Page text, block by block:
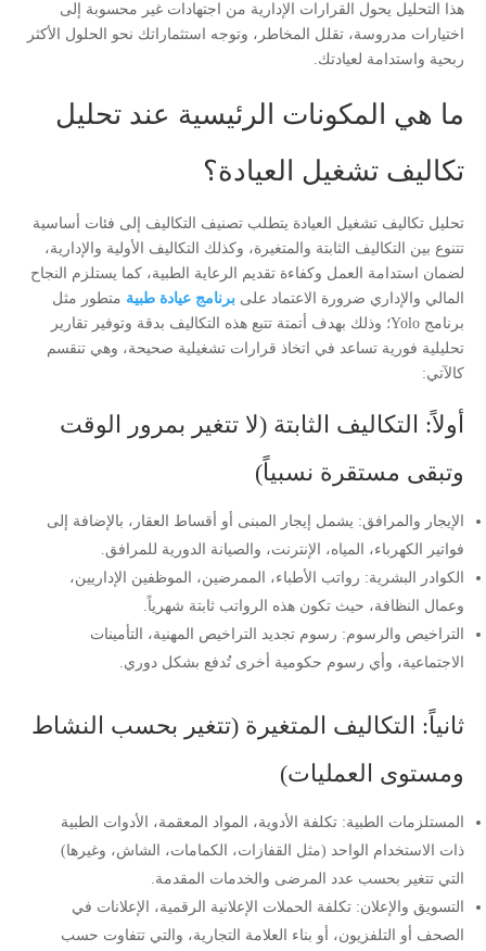
هذا التحليل يحول القرارات الإدارية من اجتهادات غير محسوبة إلى
اختيارات مدروسة، تقلل المخاطر، وتوجه استثماراتك نحو الحلول الأكثر
ربحية واستدامة لعيادتك.
ما هي المكونات الرئيسية عند تحليل
تكاليف تشغيل العيادة؟
تحليل تكاليف تشغيل العيادة يتطلب تصنيف التكاليف إلى فئات أساسية
تتنوع بين التكاليف الثابتة والمتغيرة، وكذلك التكاليف الأولية والإدارية،
لضمان استدامة العمل وكفاءة تقديم الرعاية الطبية، كما يستلزم النجاح
المالي والإداري ضرورة الاعتماد على برنامج عيادة طبية متطور مثل
برنامج Yolo؛ وذلك بهدف أتمتة تتبع هذه التكاليف بدقة وتوفير تقارير
تحليلية فورية تساعد في اتخاذ قرارات تشغيلية صحيحة، وهي تنقسم
كالآتي:
أولاً: التكاليف الثابتة (لا تتغير بمرور الوقت
وتبقى مستقرة نسبياً)
الإيجار والمرافق: يشمل إيجار المبنى أو أقساط العقار، بالإضافة إلى
فواتير الكهرباء، المياه، الإنترنت، والصيانة الدورية للمرافق.
الكوادر البشرية: رواتب الأطباء، الممرضين، الموظفين الإداريين،
وعمال النظافة، حيث تكون هذه الرواتب ثابتة شهرياً.
التراخيص والرسوم: رسوم تجديد التراخيص المهنية، التأمينات
الاجتماعية، وأي رسوم حكومية أخرى تُدفع بشكل دوري.
ثانياً: التكاليف المتغيرة (تتغير بحسب النشاط
ومستوى العمليات)
المستلزمات الطبية: تكلفة الأدوية، المواد المعقمة، الأدوات الطبية
ذات الاستخدام الواحد (مثل القفازات، الكمامات، الشاش، وغيرها)
التي تتغير بحسب عدد المرضى والخدمات المقدمة.
التسويق والإعلان: تكلفة الحملات الإعلانية الرقمية، الإعلانات في
الصحف أو التلفزيون، أو بناء العلامة التجارية، والتي تتفاوت حسب